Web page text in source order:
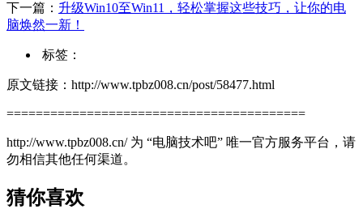
下一篇： 升级Win10至Win11，轻松掌握这些技巧，让你的电
脑焕然一新！
标签：
原文链接：http://www.tpbz008.cn/post/58477.html
=========================================
http://www.tpbz008.cn/ 为 “电脑技术吧” 唯一官方服务平台，请
勿相信其他任何渠道。
猜你喜欢